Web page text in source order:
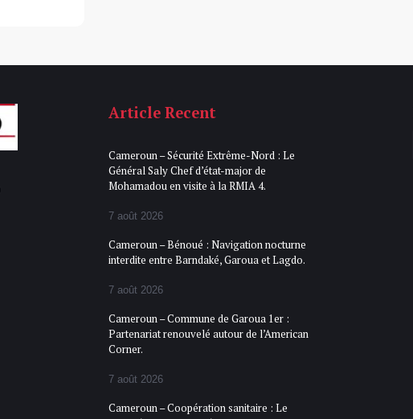
Article Recent
Cameroun – Sécurité Extrême-Nord : Le
Général Saly Chef d’état-major de
Mohamadou en visite à la RMIA 4.
7 août 2026
Cameroun – Bénoué : Navigation nocturne
interdite entre Barndaké, Garoua et Lagdo.
7 août 2026
Cameroun – Commune de Garoua 1er :
Partenariat renouvelé autour de l’American
Corner.
7 août 2026
Cameroun – Coopération sanitaire : Le